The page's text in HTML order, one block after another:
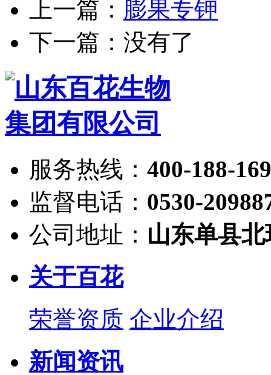
上一篇： 膨果专钾
下一篇：没有了
服务热线： 400-188-
监督电话： 0530-
公司地址： 山东单县
关于百花
荣誉资质 企业介绍
新闻资讯